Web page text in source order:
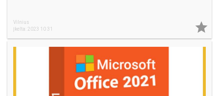
Vilnius
Įkelta: 2023 10 31
